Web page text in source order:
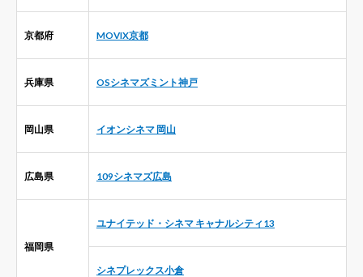
京都府 MOVIX京都
兵庫県 OSシネマズミント神戸
岡山県 イオンシネマ 岡山
広島県 109シネマズ広島
福岡県
ユナイテッド・シネマ キャナルシティ13
シネプレックス小倉